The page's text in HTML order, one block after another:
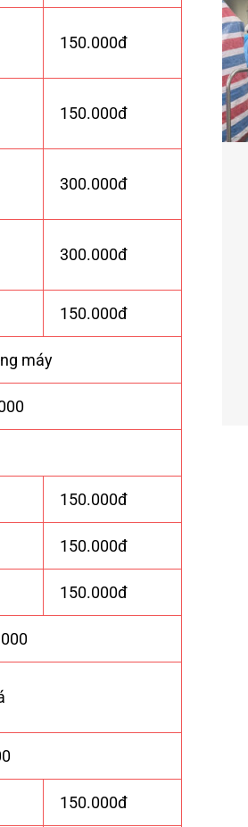
150.000đ
150.000đ
300.000đ
300.000đ
150.000đ
máy
150.000đ
150.000đ
150.000đ
150.000đ